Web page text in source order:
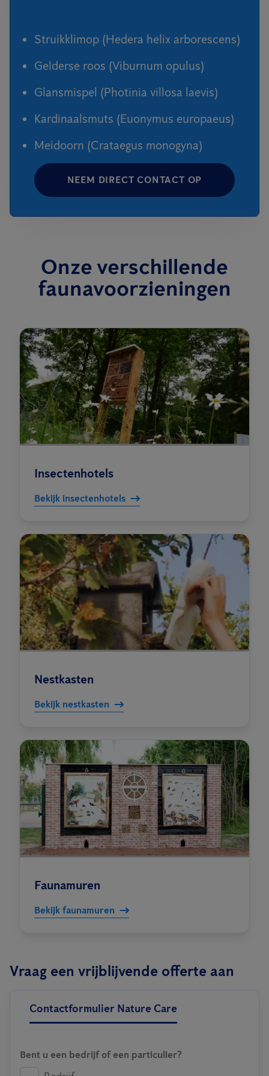
Struikklimop (Hedera helix arborescens)
Gelderse roos (Viburnum opulus)
Glansmispel (Photinia villosa laevis)
Kardinaalsmuts (Euonymus europaeus)
Meidoorn (Crataegus monogyna)
NEEM DIRECT CONTACT OP
Onze verschillende
faunavoorzieningen
Insectenhotels
Bekijk insectenhotels
Nestkasten
Bekijk nestkasten
Faunamuren
Bekijk faunamuren
Vraag een vrijblijvende offerte aan
Contactformulier Nature Care
Bent u een bedrijf of een particulier?